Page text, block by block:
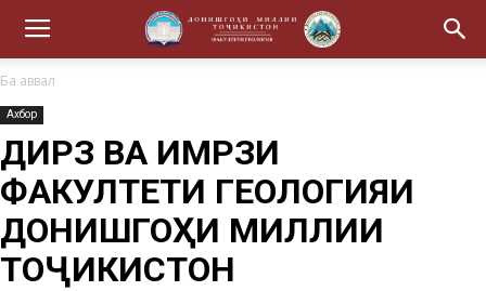
Ба аввал
Ахбор
ДИРӮЗ ВА ИМРӮЗИ
ФАКУЛТЕТИ ГЕОЛОГИЯИ
ДОНИШГОҲИ МИЛЛИИ
ТОҶИКИСТОН